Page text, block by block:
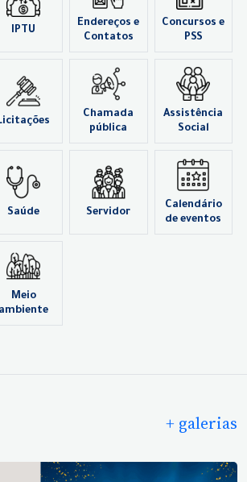
IPTU
Endereços e
Contatos
Concursos e
PSS
Chamada
pública
Assistência
Social
Saúde Servidor
Calendário
de eventos
Meio
ambiente
+ galerias